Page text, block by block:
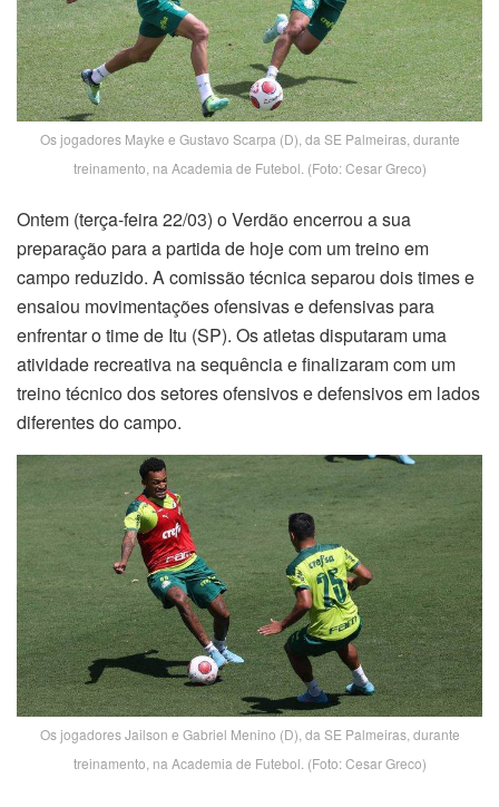
Os jogadores Mayke e Gustavo Scarpa (D), da SE Palmeiras, durante
treinamento, na Academia de Futebol. (Foto: Cesar Greco)
Ontem (terça-feira 22/03) o Verdão encerrou a sua
preparação para a partida de hoje com um treino em
campo reduzido. A comissão técnica separou dois times e
ensaiou movimentações ofensivas e defensivas para
enfrentar o time de Itu (SP). Os atletas disputaram uma
atividade recreativa na sequência e finalizaram com um
treino técnico dos setores ofensivos e defensivos em lados
diferentes do campo.
Os jogadores Jailson e Gabriel Menino (D), da SE Palmeiras, durante
treinamento, na Academia de Futebol. (Foto: Cesar Greco)